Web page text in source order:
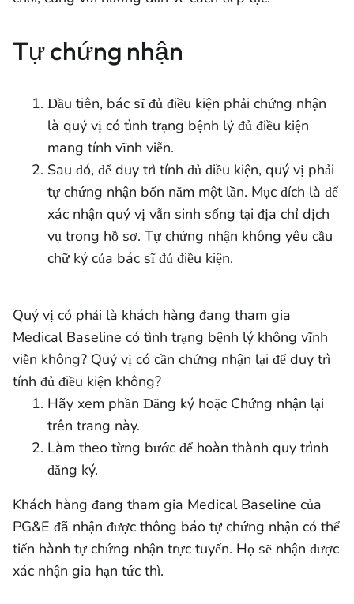
Tự chứng nhận
Đầu tiên, bác sĩ đủ điều kiện phải chứng nhận
là quý vị có tình trạng bệnh lý đủ điều kiện
mang tính vĩnh viễn.
Sau đó, để duy trì tính đủ điều kiện, quý vị phải
tự chứng nhận bốn năm một lần. Mục đích là để
xác nhận quý vị vẫn sinh sống tại địa chỉ dịch
vụ trong hồ sơ. Tự chứng nhận không yêu cầu
chữ ký của bác sĩ đủ điều kiện.
Quý vị có phải là khách hàng đang tham gia
Medical Baseline có tình trạng bệnh lý không vĩnh
viễn không? Quý vị có cần chứng nhận lại để duy trì
tính đủ điều kiện không?
Hãy xem phần Đăng ký hoặc Chứng nhận lại
trên trang này.
Làm theo từng bước để hoàn thành quy trình
đăng ký.
Khách hàng đang tham gia Medical Baseline của
PG&E đã nhận được thông báo tự chứng nhận có thể
tiến hành tự chứng nhận trực tuyến. Họ sẽ nhận được
xác nhận gia hạn tức thì.